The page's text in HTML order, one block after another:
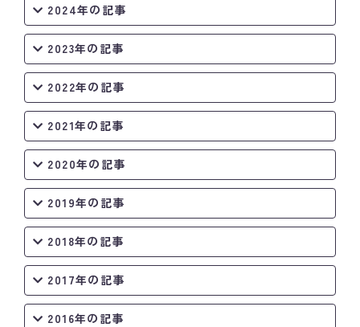
2024年の記事
2023年の記事
2022年の記事
2021年の記事
2020年の記事
2019年の記事
2018年の記事
2017年の記事
2016年の記事